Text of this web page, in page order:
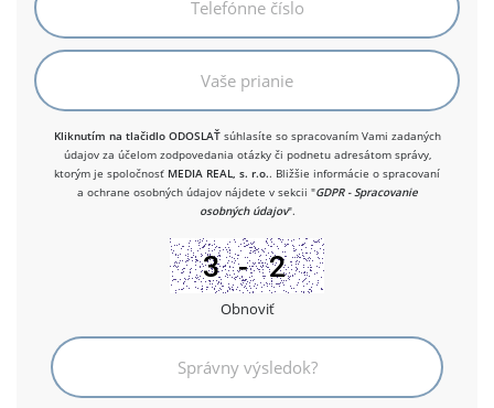
Kliknutím na tlačidlo ODOSLAŤsúhlasíte so spracovaním Vami zadaných
údajov za účelom zodpovedania otázky či podnetu adresátom správy,
ktorým je spoločnosť MEDIA REAL, s. r.o.. Bližšie informácie o spracovaní
a ochrane osobných údajov nájdete v sekcii "GDPR - Spracovanie
osobných údajov".
Obnoviť